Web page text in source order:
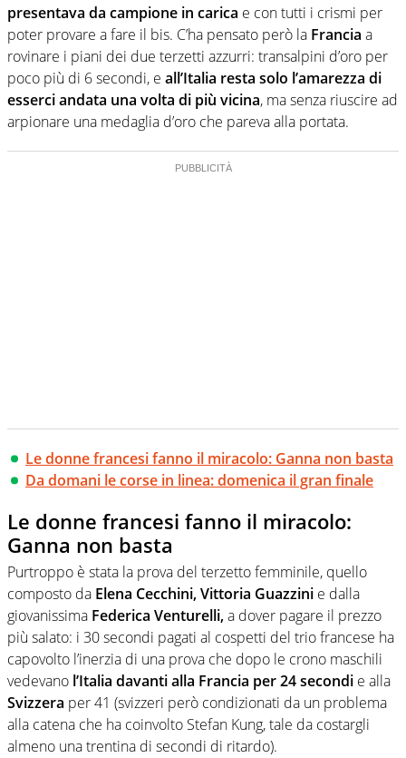
presentava da campione in carica e con tutti i crismi per
poter provare a fare il bis. C’ha pensato però la Francia a
rovinare i piani dei due terzetti azzurri: transalpini d’oro per
poco più di 6 secondi, e all’Italia resta solo l’amarezza di
esserci andata una volta di più vicina, ma senza riuscire ad
arpionare una medaglia d’oro che pareva alla portata.
Le donne francesi fanno il miracolo: Ganna non basta
Da domani le corse in linea: domenica il gran finale
Le donne francesi fanno il miracolo:
Ganna non basta
Purtroppo è stata la prova del terzetto femminile, quello
composto da Elena Cecchini, Vittoria Guazzini e dalla
giovanissima Federica Venturelli,a dover pagare il prezzo
più salato: i 30 secondi pagati al cospetti del trio francese ha
capovolto l’inerzia di una prova che dopo le crono maschili
vedevano l’Italia davanti alla Francia per 24 secondi e alla
Svizzera per 41 (svizzeri però condizionati da un problema
alla catena che ha coinvolto Stefan Kung, tale da costargli
almeno una trentina di secondi di ritardo).